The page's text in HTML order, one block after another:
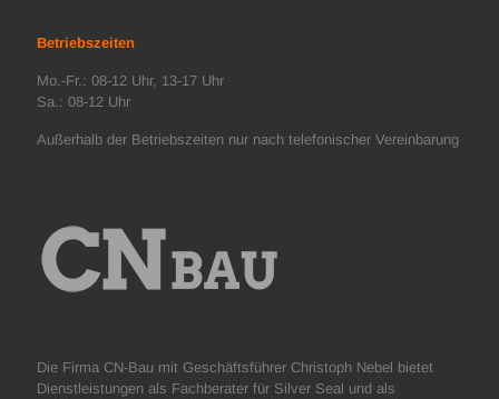
Betriebszeiten
Mo.-Fr.: 08-12 Uhr, 13-17 Uhr
Sa.: 08-12 Uhr
Außerhalb der Betriebszeiten nur nach telefonischer Vereinbarung
Die Firma CN-Bau mit Geschäftsführer Christoph Nebel bietet
Dienstleistungen als Fachberater für Silver Seal und als